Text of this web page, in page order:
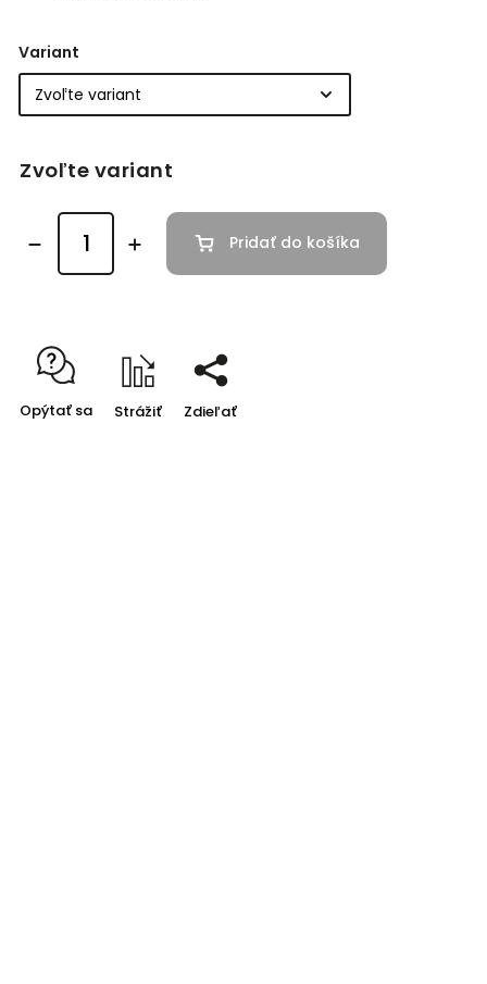
Variant
Zvoľte variant
Pridať do košíka
Opýtať sa Strážiť Zdieľať